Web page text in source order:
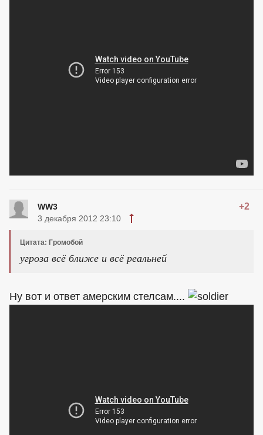
WW3 +2
3 декабря 2012 23:10
Цитата: Громобой
угроза всё ближе и всё реальней
Ну вот и ответ амерским стелсам....